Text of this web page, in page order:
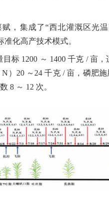
，集成了“西北灌溉区光
准化高产技术模式。
目标 1200 ～ 1400千克 /亩，
N ） 20 ～ 24千克/亩，磷肥施
8 ～ 12 次。